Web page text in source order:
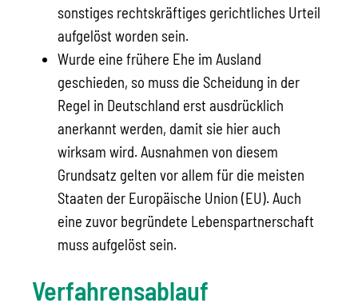
sonstiges rechtskräftiges gerichtliches Urteil
aufgelöst worden sein.
Wurde eine frühere Ehe im Ausland
geschieden, so muss die Scheidung in der
Regel in Deutschland erst ausdrücklich
anerkannt werden, damit sie hier auch
wirksam wird. Ausnahmen von diesem
Grundsatz gelten vor allem für die meisten
Staaten der Europäische Union (EU). Auch
eine zuvor begründete Lebenspartnerschaft
muss aufgelöst sein.
Verfahrensablauf